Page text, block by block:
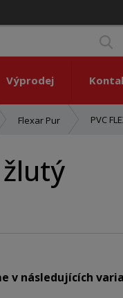
Výprodej
Flexar Pur PVC
žlutý
v následujících